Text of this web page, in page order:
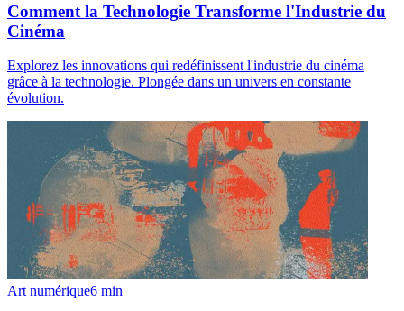
Comment la Technologie Transforme l'Industrie du
Cinéma
Explorez les innovations qui redéfinissent l'industrie du cinéma
grâce à la technologie. Plongée dans un univers en constante
évolution.
Art numérique6 min